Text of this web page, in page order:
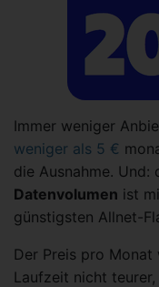
Immer weniger
weniger als 5 €
die Ausnahme. Und:
Datenvolumen ist
günstigsten Allnet-
Der Preis pro Monat
Laufzeit nicht